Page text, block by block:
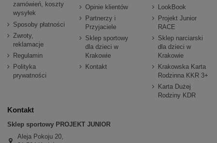
zamówień, koszty
wysyłek
Sposoby płatności
Zwroty,
reklamacje
Regulamin
Polityka
prywatności
Opinie klientów
Partnerzy i
Przyjaciele
Sklep sportowy
dla dzieci w
Krakowie
Kontakt
LookBook
Projekt Junior
RACE
Sklep narciarski
dla dzieci w
Krakowie
Krakowska Karta
Rodzinna KKR 3+
Karta Dużej
Rodziny KDR
Kontakt
Sklep sportowy PROJEKT JUNIOR
Aleja Pokoju 20,